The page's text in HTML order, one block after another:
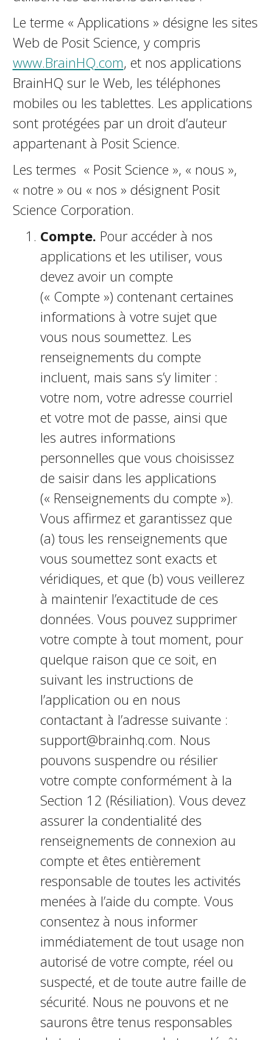
Le terme « Applications » désigne les sites
Web de Posit Science, y compris
www.BrainHQ.com, et nos applications
BrainHQ sur le Web, les téléphones
mobiles ou les tablettes. Les applications
sont protégées par un droit d’auteur
appartenant à Posit Science.
Les termes « Posit Science », « nous »,
« notre » ou « nos » désignent Posit
Science Corporation.
Compte. Pour accéder à nos
applications et les utiliser, vous
devez avoir un compte
(« Compte ») contenant certaines
informations à votre sujet que
vous nous soumettez. Les
renseignements du compte
incluent, mais sans s’y limiter :
votre nom, votre adresse courriel
et votre mot de passe, ainsi que
les autres informations
personnelles que vous choisissez
de saisir dans les applications
(« Renseignements du compte »).
Vous affirmez et garantissez que
(a) tous les renseignements que
vous soumettez sont exacts et
véridiques, et que (b) vous veillerez
à maintenir l’exactitude de ces
données. Vous pouvez supprimer
votre compte à tout moment, pour
quelque raison que ce soit, en
suivant les instructions de
l’application ou en nous
contactant à l’adresse suivante :
support@brainhq.com. Nous
pouvons suspendre ou résilier
votre compte conformément à la
Section 12 (Résiliation). Vous devez
assurer la confidentialité des
renseignements de connexion au
compte et êtes entièrement
responsable de toutes les activités
menées à l’aide du compte. Vous
consentez à nous informer
immédiatement de tout usage non
autorisé de votre compte, réel ou
suspecté, et de toute autre faille de
sécurité. Nous ne pouvons et ne
saurons être tenus responsables